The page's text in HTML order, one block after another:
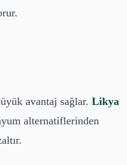
avantaj sağlar. Likya
alternatiflerinden